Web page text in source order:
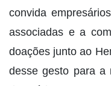
convida
associadas e a
doações junto ao
desse gesto para a